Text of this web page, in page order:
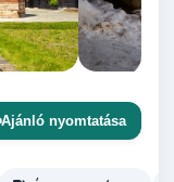
Ajánló nyomtatása